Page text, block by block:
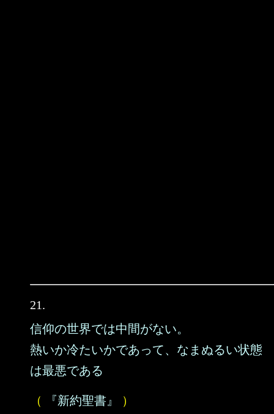
21.
信仰の世界では中間がない。
熱いか冷たいかであって、なまぬるい状態
は最悪である
（ 『新約聖書』
）